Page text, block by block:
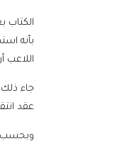
الكتاب
بأنه
جاء ذلك
عقد انتقاله من
وبحسب